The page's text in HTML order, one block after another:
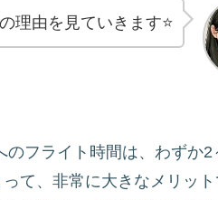
理由を見ていきます⭐️
フライト時間は、わずか2
て、非常に大きなメリッ